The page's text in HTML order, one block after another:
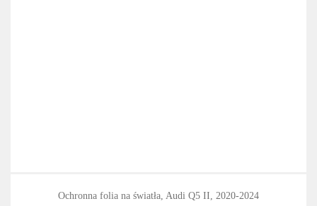
Ochronna folia na światła, Audi Q5 II, 2020-2024